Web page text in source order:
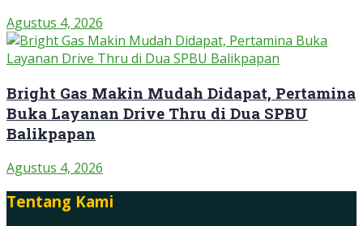
Agustus 4, 2026
Bright Gas Makin Mudah Didapat, Pertamina
Buka Layanan Drive Thru di Dua SPBU
Balikpapan
Agustus 4, 2026
Tentang Kami